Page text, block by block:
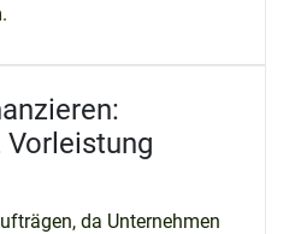
da Unternehmen